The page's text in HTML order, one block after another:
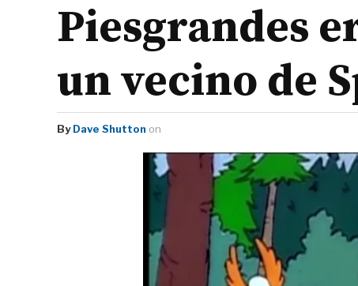
Piesgrandes
un vecino de
By Dave Shutton on